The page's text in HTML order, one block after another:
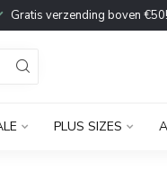
Gratis verzending boven €50!
PLUS SIZES